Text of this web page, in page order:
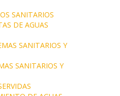
SANITARIOS
DE AGUAS
SANITARIOS Y
SANITARIOS Y